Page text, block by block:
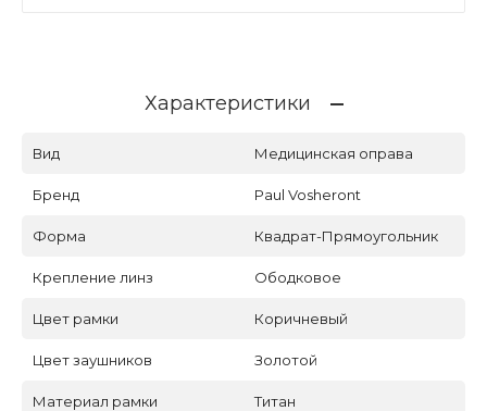
Характеристики
Вид Медицинская оправа
Бренд Paul Vosheront
Форма Квадрат-Прямоугольник
Крепление линз Ободковое
Цвет рамки Коричневый
Цвет заушников Золотой
Материал рамки Титан